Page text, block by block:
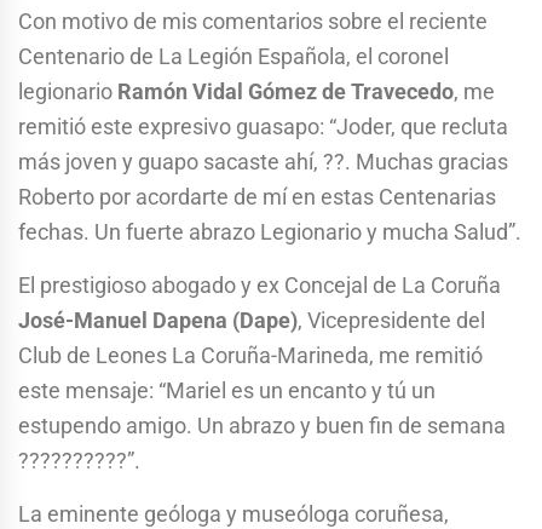
Con motivo de mis comentarios sobre el reciente
Centenario de La Legión Española, el coronel
legionario Ramón Vidal Gómez de Travecedo, me
remitió este expresivo guasapo: “Joder, que recluta
más joven y guapo sacaste ahí, ??. Muchas gracias
Roberto por acordarte de mí en estas Centenarias
fechas. Un fuerte abrazo Legionario y mucha Salud”.
El prestigioso abogado y ex Concejal de La Coruña
José-Manuel Dapena (Dape), Vicepresidente del
Club de Leones La Coruña-Marineda, me remitió
este mensaje: “Mariel es un encanto y tú un
estupendo amigo. Un abrazo y buen fin de semana
??????????”.
La eminente geóloga y museóloga coruñesa,